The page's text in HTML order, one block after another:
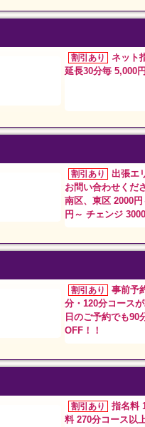
割引あり
ネット
延長30分毎 5,000円
割引あり
出張エ
お問い合わせくだ
南区、東区 2000
円～ チェンジ
割引あり
事前予
分・120分コース
日のご予約でも90
OFF！！
割引あり
指名料
料 270分コース以